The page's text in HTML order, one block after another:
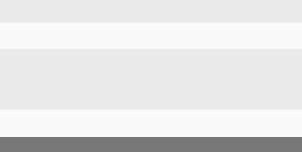
av EFLS™ LiDAR (avansert